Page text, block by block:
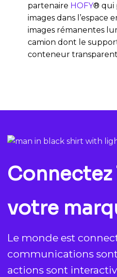
partenaire HOFY® qui
images dans l’espace
images rémanentes
camion dont le
conteneur
Connectez
votre
Le monde est
communications
actions sont